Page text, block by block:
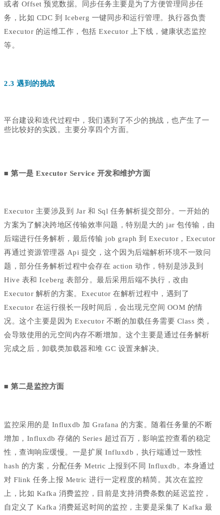
或者 Offset 预览数据。同步任务主要是为了方便管理同步任
务，比如 CDC 到 Iceberg 一键同步和运行管理。执行器负责
Executor 的运维工作，包括 Executor 上下线，健康状态监控
等。
2.3 遇到的挑战
平台建设和迭代过程中，我们遇到了不少的挑战，也产生了一
些比较好的实践。 主要分享四个方面。
■ 第一是 Executor Service 开发和维护方面
Executor 主要涉及到 Jar 和 Sql 任务解析提交部分。一开始的
方案为了解决跨地区传输效率问题，特别是大的 jar 包传输，由
后端进行任务解析，最后传输 job graph 到 Executor，Executor
再通过资源管理器 Api 提交，这个因为后端解析环境不一致问
题，部分任务解析过程中会存在 action 动作，特别是涉及到
Hive 表和 Iceberg 表部分。最后采用后端不执行，改由
Executor 解析的方案。Executor 在解析过程中，遇到了
Executor 在运行很长一段时间后，会出现元空间 OOM 的情
况。这个主要是因为 Executor 不断的加载任务需要 Class 类，
会导致使用的元空间内存不断增加。这个主要是通过任务解析
完成之后，卸载类加载器和堆 GC 设置来解决。
■ 第二是监控方面
监控采用的是 Influxdb 加 Grafana 的方案。随着任务量的不断
增加，Influxdb 存储的 Series 超过百万，影响监控查看的稳定
性，查询响应缓慢。一是扩展 Influxdb，执行端通过一致性
hash 的方案，分配任务 Metric 上报到不同 Influxdb。本身通过
对 Flink 任务上报 Metric 进行一定程度的精简。其次在监控
上，比如 Kafka 消费监控，目前是支持消费条数的延迟监控，
自定义了 Kafka 消费延迟时间的监控，主要是采集了 Kafka 最